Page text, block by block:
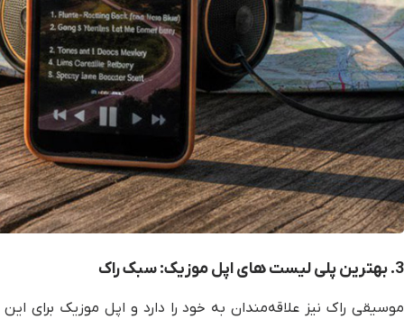
3. بهترین پلی لیست های اپل موزیک: سبک راک
موسیقی راک نیز علاقه‌مندان به خود را دارد و اپل موزیک برای